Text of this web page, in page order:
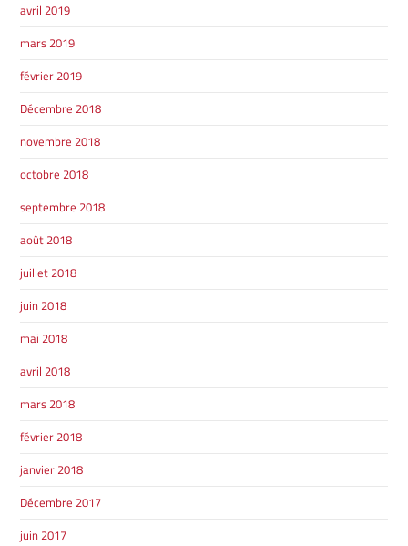
avril 2019
mars 2019
février 2019
Décembre 2018
novembre 2018
octobre 2018
septembre 2018
août 2018
juillet 2018
juin 2018
mai 2018
avril 2018
mars 2018
février 2018
janvier 2018
Décembre 2017
juin 2017